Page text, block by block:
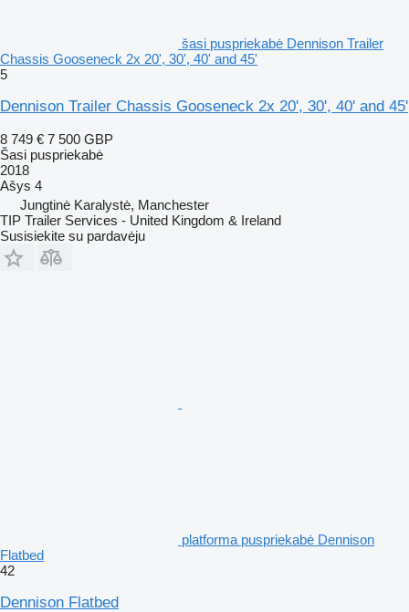
šasi puspriekabė Dennison Trailer
Chassis Gooseneck 2x 20', 30', 40' and 45'
5
Dennison Trailer Chassis Gooseneck 2x 20', 30', 40' and 45'
8 749 € 7 500 GBP
Šasi puspriekabė
2018
Ašys 4
Jungtinė Karalystė, Manchester
TIP Trailer Services - United Kingdom & Ireland
Susisiekite su pardavėju
platforma puspriekabė Dennison
Flatbed
42
Dennison Flatbed